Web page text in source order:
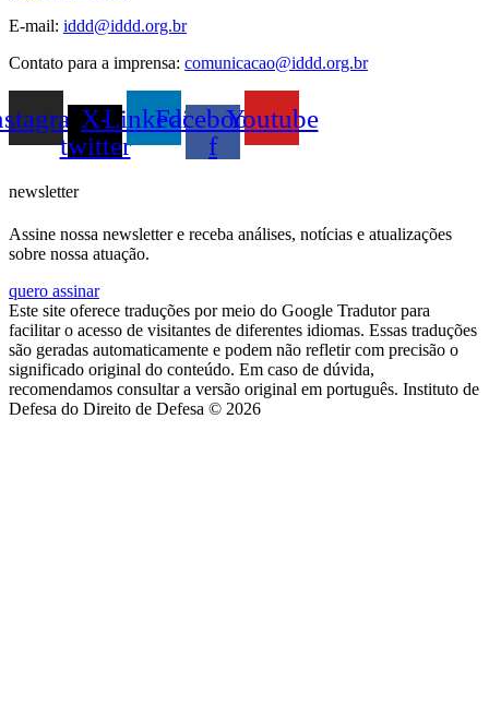
E-mail: iddd@iddd.org.br
Contato para a imprensa: comunicacao@iddd.org.br
X-
twitter
LinkedinFacebook-
f
Youtube
newsletter
Assine nossa newsletter e receba análises, notícias e atualizações
sobre nossa atuação.
quero assinar
Este site oferece traduções por meio do Google Tradutor para
facilitar o acesso de visitantes de diferentes idiomas. Essas traduções
são geradas automaticamente e podem não refletir com precisão o
significado original do conteúdo. Em caso de dúvida,
recomendamos consultar a versão original em português. Instituto de
Defesa do Direito de Defesa © 2026